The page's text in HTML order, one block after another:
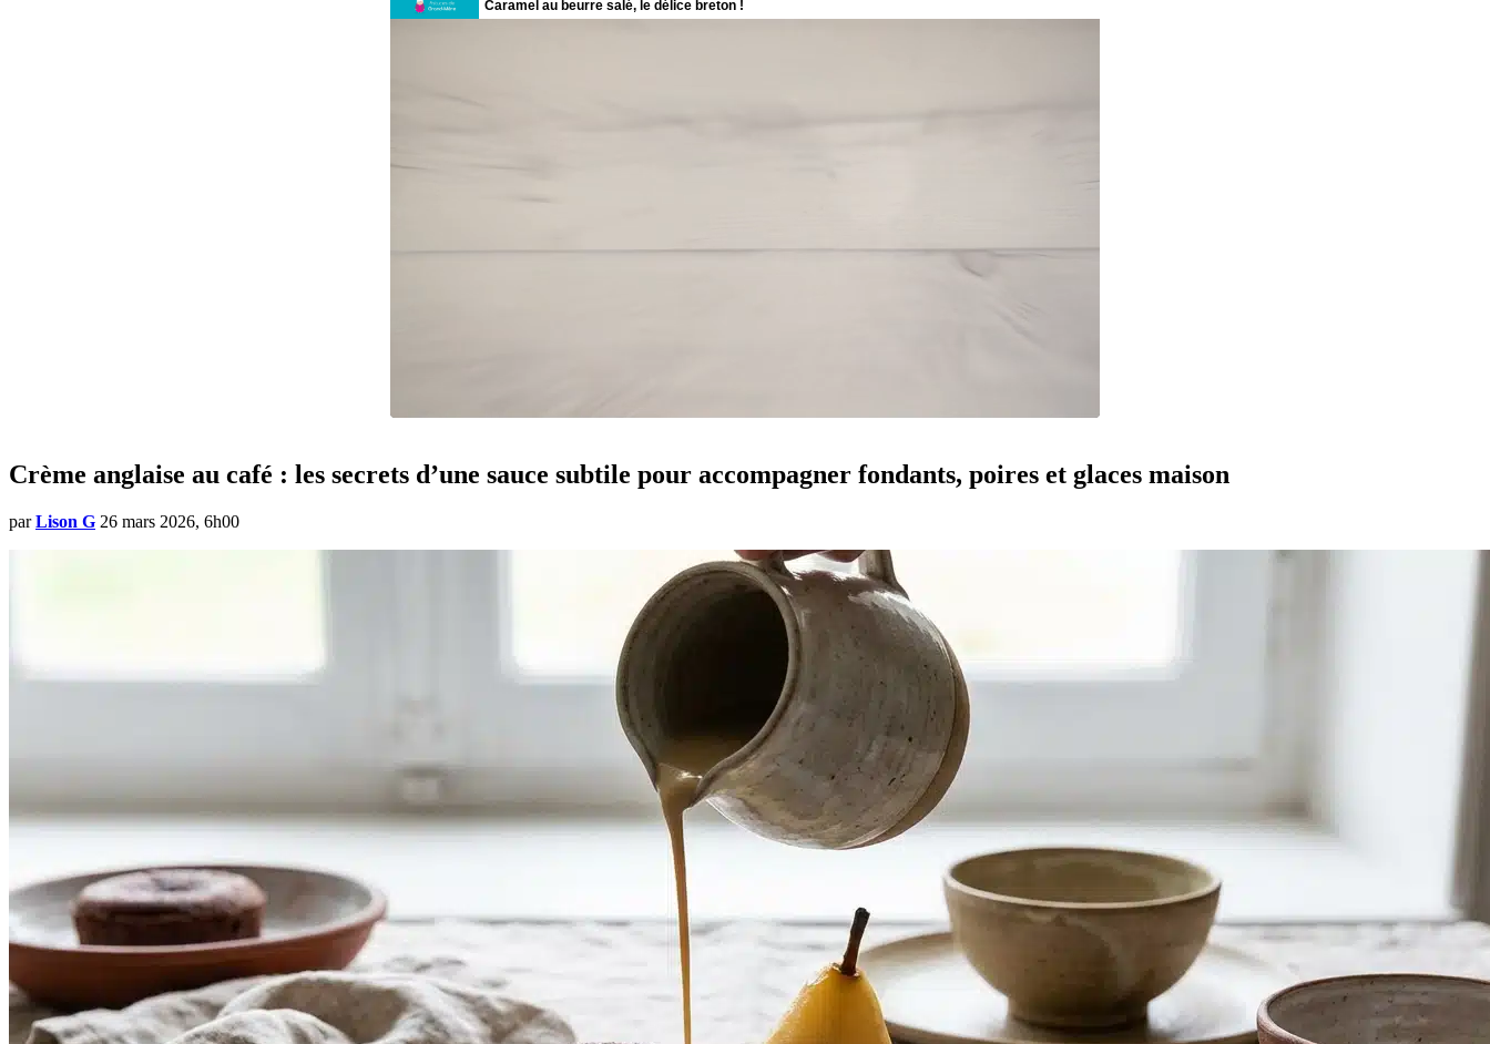
Crème anglaise au café : les secrets d’une sauce subtile pour accompagner fondants, poires et glaces maison
par Lison G 26 mars 2026, 6h00